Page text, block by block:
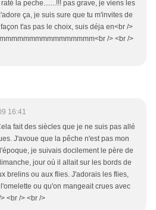
la peche.......!!! pas grave, je viens les
ça, je suis sure que tu m'invites de
t'as pas le choix, suis déja en<br />
/> <br />
16:41
fait des siècles que je ne suis pas allé
J'avoue que la pêche n'est pas mon
je suivais docilement le père de
jour où il allait sur les bords de
brelins ou aux flies. J'adorais les flies,
ou qu'on mangeait crues avec
<br /> <br />